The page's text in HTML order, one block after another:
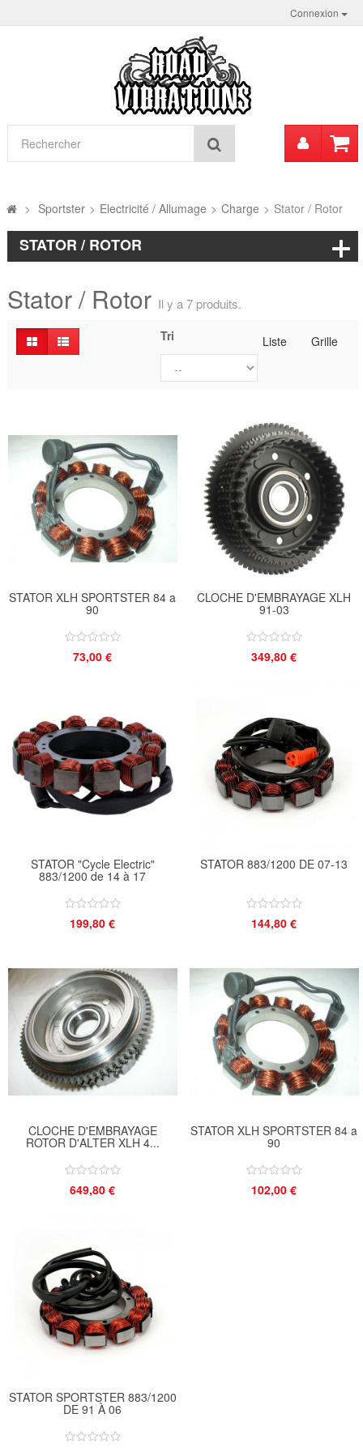
Connexion
Mon
> Sportster > Electricité / Allumage > Charge > Stator / Rotor
STATOR / ROTOR
Stator / Rotor Il y a 7 produits.
Liste Grille
Tri
STATOR XLH SPORTSTER 84 a
90
73,00 €
CLOCHE D'EMBRAYAGE XLH
91-03
349,80 €
STATOR "Cycle Electric"
883/1200 de 14 à 17
199,80 €
STATOR 883/1200 DE 07-13
144,80 €
CLOCHE D'EMBRAYAGE
ROTOR D'ALTER XLH 4...
649,80 €
STATOR XLH SPORTSTER 84 a
90
102,00 €
STATOR SPORTSTER 883/1200
DE 91 À 06